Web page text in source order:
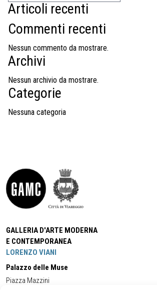
MOSTRE
EVENTI
PALAZZO DELLE MUSE
Articoli recenti
Commenti recenti
Nessun commento da mostrare.
Archivi
Nessun archivio da mostrare.
Categorie
Nessuna categoria
GALLERIA D'ARTE MODERNA
E CONTEMPORANEA
LORENZO VIANI
Palazzo delle Muse
Piazza Mazzini